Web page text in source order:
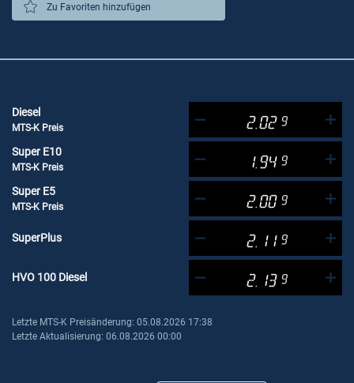
Zu Favoriten hinzufügen
Diesel
MTS-K Preis 2.02 9
Super E10
MTS-K Preis 1.94 9
Super E5
MTS-K Preis 2.00 9
SuperPlus 2.11 9
HVO 100 Diesel 2.13 9
Letzte MTS-K Preisänderung: 05.08.2026 17:38
Letzte Aktualisierung: 06.08.2026 00:00